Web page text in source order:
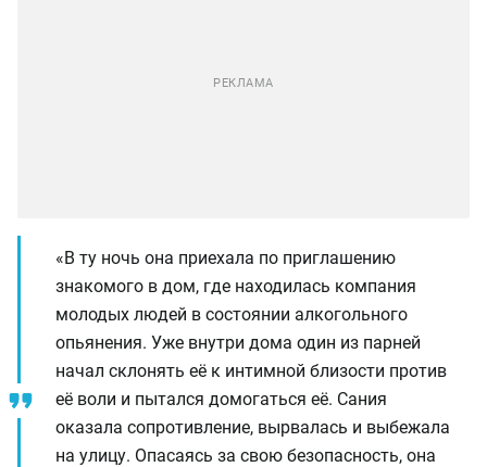
«В ту ночь она приехала по приглашению
знакомого в дом, где находилась компания
молодых людей в состоянии алкогольного
опьянения. Уже внутри дома один из парней
начал склонять её к интимной близости против
её воли и пытался домогаться её. Сания
оказала сопротивление, вырвалась и выбежала
на улицу. Опасаясь за свою безопасность, она